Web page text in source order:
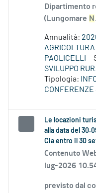
Dipartimento
(Lungomare N .
Annualità:
AGRICOLTURA
PAOLICELLI
SVILUPPO
Tipologia:
CONFERENZE
Le locazioni
alla data del
Cia entro il 30
Contenuto
lug-2026
previsto dal